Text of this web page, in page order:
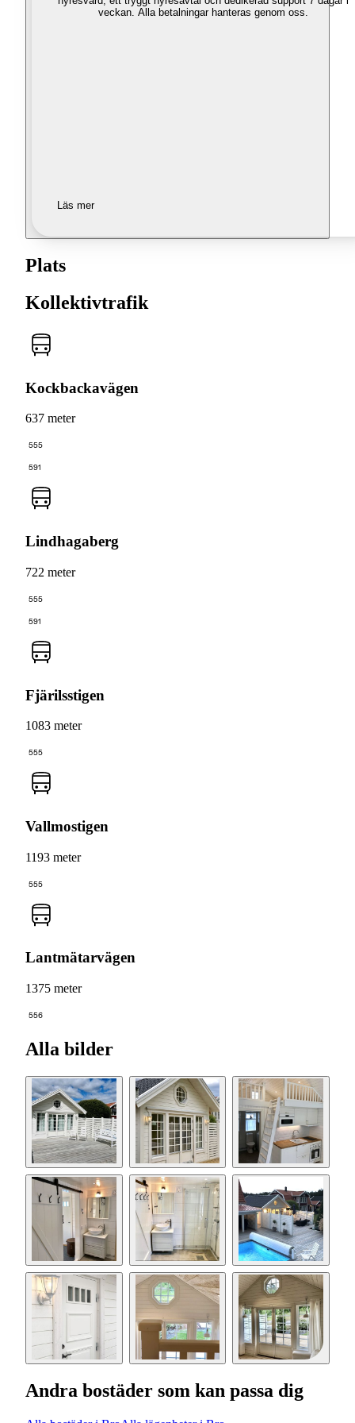
veckan. Alla betalningar hanteras genom oss.
Läs mer
Plats
Kollektivtrafik
Kockbackavägen
637 meter
555
591
Lindhagaberg
722 meter
555
591
Fjärilsstigen
1083 meter
555
Vallmostigen
1193 meter
555
Lantmätarvägen
1375 meter
556
Alla bilder
Andra bostäder som kan passa dig